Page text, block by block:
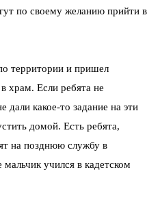
по своему желанию прийти в
территории и пришел
храм. Если ребята не
какое-то задание на эти
домой. Есть ребята,
на позднюю службу в
учился в кадетском